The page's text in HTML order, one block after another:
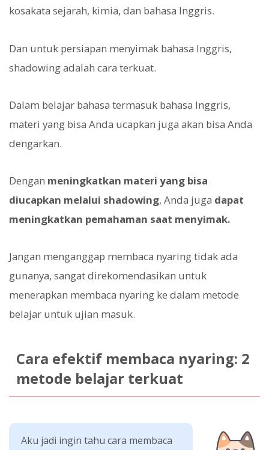
kosakata sejarah, kimia, dan bahasa Inggris.
Dan untuk persiapan menyimak bahasa Inggris,
shadowing adalah cara terkuat.
Dalam belajar bahasa termasuk bahasa Inggris,
materi yang bisa Anda ucapkan juga akan bisa Anda
dengarkan.
Dengan meningkatkan materi yang bisa
diucapkan melalui shadowing, Anda juga dapat
meningkatkan pemahaman saat menyimak.
Jangan menganggap membaca nyaring tidak ada
gunanya, sangat direkomendasikan untuk
menerapkan membaca nyaring ke dalam metode
belajar untuk ujian masuk.
Cara efektif membaca nyaring: 2
metode belajar terkuat
Aku jadi ingin tahu cara membaca